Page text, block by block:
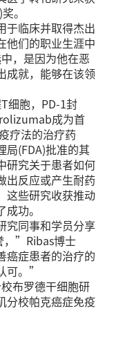
。
于临床并取得杰出
他们的职业生涯中
，是因为他在恶
成就，能够在该领
细胞，PD-1封
成为首
疗法的治疗药
局(FDA)批准的其
研究关于患者如何
出反应或产生耐药
这些研究收获推动
功。
究同事和学员分享
，”Ribas博士
症患者的治疗的
可。”
布罗德干细胞研
分校帕克癌症免疫